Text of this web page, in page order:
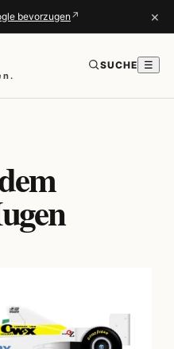
bevorzugen ↗ ×
SUCHE ☰